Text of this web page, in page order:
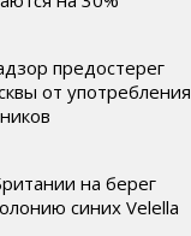
предостерег
от употребления
на берег
синих Velella